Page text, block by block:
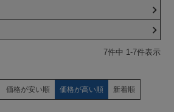
7件中 1-7件表示
価格が安い順 価格が高い順 新着順